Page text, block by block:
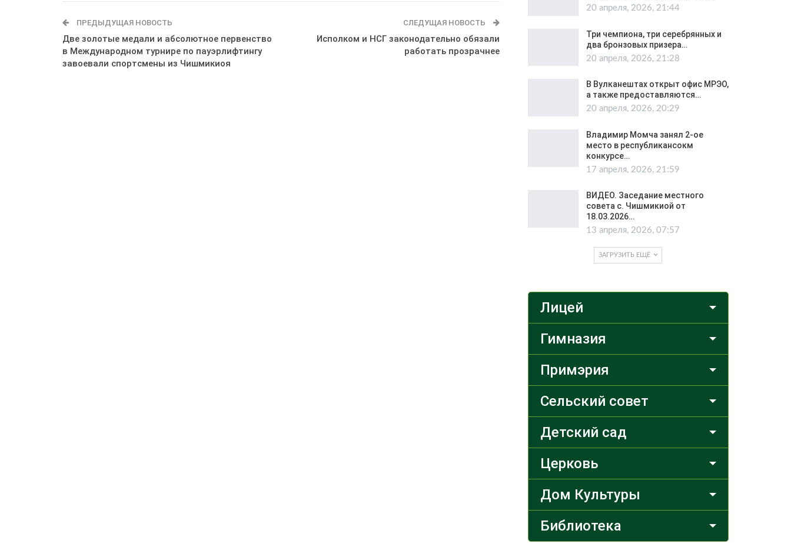
ПРЕДЫДУЩАЯ НОВОСТЬ
Две золотые медали и абсолютное первенство
в Международном турнире по пауэрлифтингу
завоевали спортсмены из Чишмикиоя
СЛЕДУЩАЯ НОВОСТЬ
Исполком и НСГ законодательно обязали
работать прозрачнее
20 апреля, 2026, 21:44
Три чемпиона, три серебрянных и
два бронзовых призера…
20 апреля, 2026, 21:28
В Вулканештах открыт офис МРЭО,
а также предоставляются…
20 апреля, 2026, 20:29
Владимир Момча занял 2-ое
место в республикансокм
конкурсе…
17 апреля, 2026, 21:59
ВИДЕО. Заседание местного
совета с. Чишмикиой от
18.03.2026…
13 апреля, 2026, 07:57
ЗАГРУЗИТЬ ЕЩЁ
Лицей
Гимназия
Примэрия
Сельский совет
Детский сад
Церковь
Дом Культуры
Библиотека